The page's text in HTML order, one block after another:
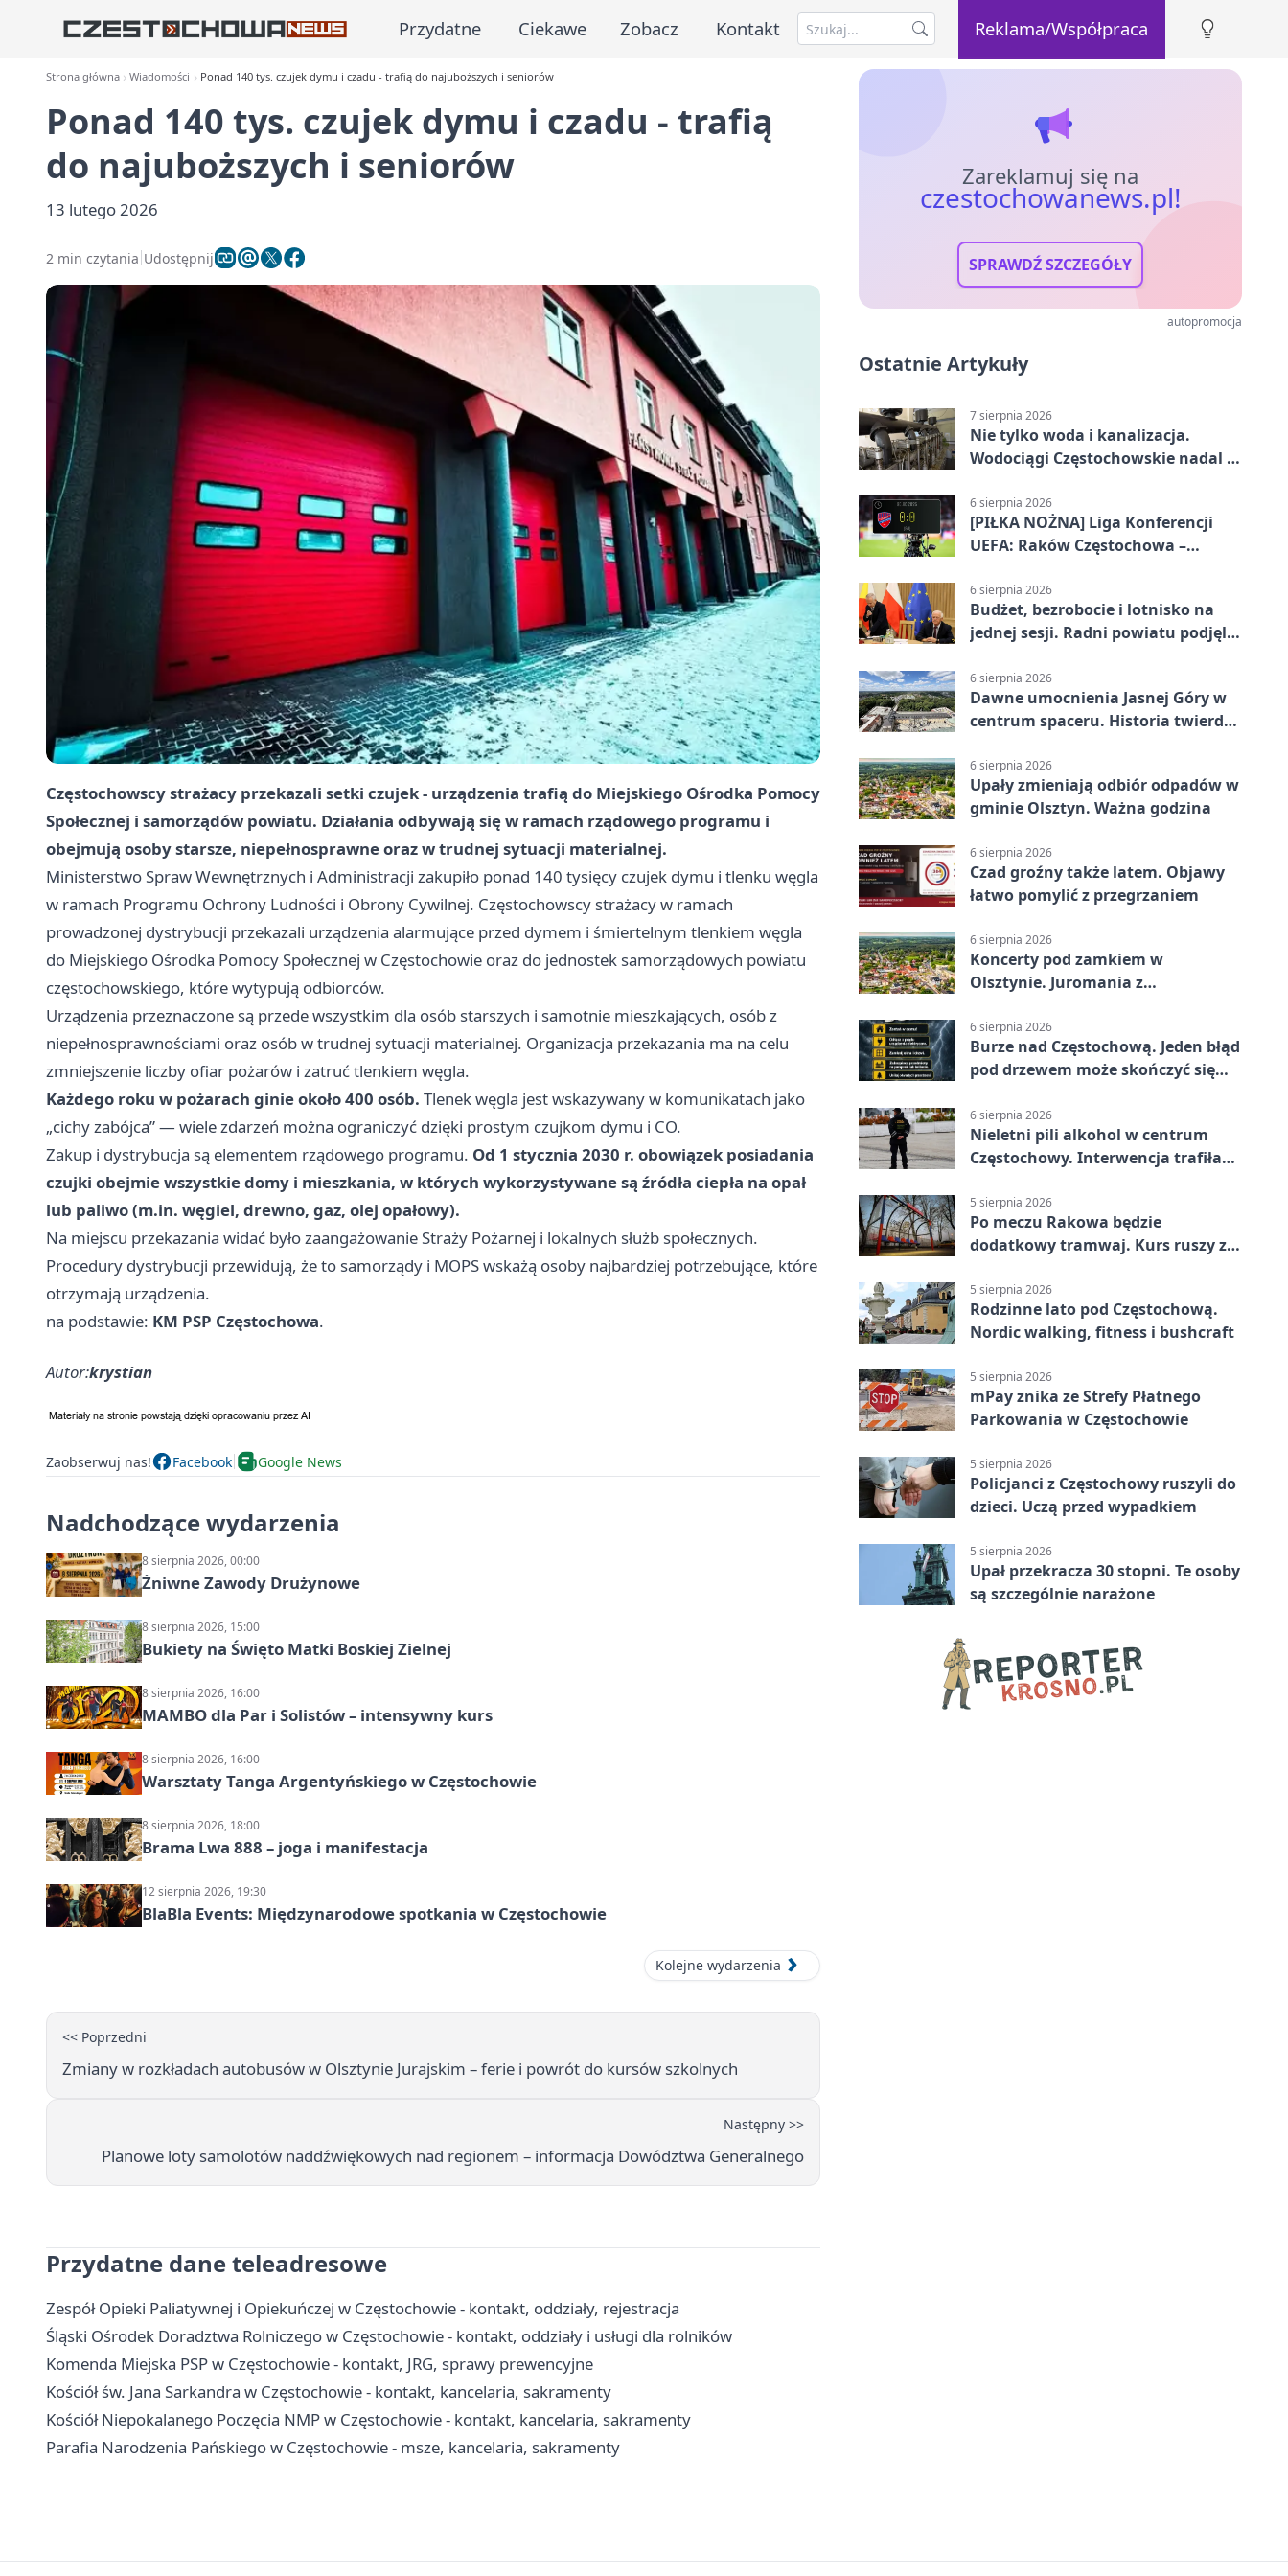
Przydatne Ciekawe Zobacz Kontakt Reklama/Współpraca
Strona główna Wiadomości Ponad 140 tys. czujek dymu i czadu - trafią do najuboższych i seniorów
Ponad 140 tys. czujek dymu i czadu - trafią
do najuboższych i seniorów
13 lutego 2026
2 min czytania Udostępnij
Częstochowscy strażacy przekazali setki czujek - urządzenia trafią do Miejskiego Ośrodka Pomocy
Społecznej i samorządów powiatu. Działania odbywają się w ramach rządowego programu i
obejmują osoby starsze, niepełnosprawne oraz w trudnej sytuacji materialnej.
Ministerstwo Spraw Wewnętrznych i Administracji zakupiło ponad 140 tysięcy czujek dymu i tlenku węgla
w ramach Programu Ochrony Ludności i Obrony Cywilnej. Częstochowscy strażacy w ramach
prowadzonej dystrybucji przekazali urządzenia alarmujące przed dymem i śmiertelnym tlenkiem węgla
do Miejskiego Ośrodka Pomocy Społecznej w Częstochowie oraz do jednostek samorządowych powiatu
częstochowskiego, które wytypują odbiorców.
Urządzenia przeznaczone są przede wszystkim dla osób starszych i samotnie mieszkających, osób z
niepełnosprawnościami oraz osób w trudnej sytuacji materialnej. Organizacja przekazania ma na celu
zmniejszenie liczby ofiar pożarów i zatruć tlenkiem węgla.
Każdego roku w pożarach ginie około 400 osób. Tlenek węgla jest wskazywany w komunikatach jako
„cichy zabójca” — wiele zdarzeń można ograniczyć dzięki prostym czujkom dymu i CO.
Zakup i dystrybucja są elementem rządowego programu. Od 1 stycznia 2030 r. obowiązek posiadania
czujki obejmie wszystkie domy i mieszkania, w których wykorzystywane są źródła ciepła na opał
lub paliwo (m.in. węgiel, drewno, gaz, olej opałowy).
Na miejscu przekazania widać było zaangażowanie Straży Pożarnej i lokalnych służb społecznych.
Procedury dystrybucji przewidują, że to samorządy i MOPS wskażą osoby najbardziej potrzebujące, które
otrzymają urządzenia.
na podstawie: KM PSP Częstochowa.
Autor:krystian
Zaobserwuj nas! Facebook Google News
Nadchodzące wydarzenia
8 sierpnia 2026, 00:00
Żniwne Zawody Drużynowe
8 sierpnia 2026, 15:00
Bukiety na Święto Matki Boskiej Zielnej
8 sierpnia 2026, 16:00
MAMBO dla Par i Solistów – intensywny kurs
8 sierpnia 2026, 16:00
Warsztaty Tanga Argentyńskiego w Częstochowie
8 sierpnia 2026, 18:00
Brama Lwa 888 – joga i manifestacja
12 sierpnia 2026, 19:30
BlaBla Events: Międzynarodowe spotkania w Częstochowie
Kolejne wydarzenia
<< Poprzedni
Zmiany w rozkładach autobusów w Olsztynie Jurajskim – ferie i powrót do kursów szkolnych
Następny >>
Planowe loty samolotów naddźwiękowych nad regionem – informacja Dowództwa Generalnego
Przydatne dane teleadresowe
Zespół Opieki Paliatywnej i Opiekuńczej w Częstochowie - kontakt, oddziały, rejestracja
Śląski Ośrodek Doradztwa Rolniczego w Częstochowie - kontakt, oddziały i usługi dla rolników
Komenda Miejska PSP w Częstochowie - kontakt, JRG, sprawy prewencyjne
Kościół św. Jana Sarkandra w Częstochowie - kontakt, kancelaria, sakramenty
Kościół Niepokalanego Poczęcia NMP w Częstochowie - kontakt, kancelaria, sakramenty
Parafia Narodzenia Pańskiego w Częstochowie - msze, kancelaria, sakramenty
Zareklamuj się na
czestochowanews.pl!
SPRAWDŹ SZCZEGÓŁY
autopromocja
Ostatnie Artykuły
7 sierpnia 2026
Nie tylko woda i kanalizacja.
Wodociągi Częstochowskie nadal w
6 sierpnia 2026
[PIŁKA NOŻNA] Liga Konferencji
UEFA: Raków Częstochowa –
meczu III rundy eliminacji
6 sierpnia 2026
Budżet, bezrobocie i lotnisko na
jednej sesji. Radni powiatu podjęli
6 sierpnia 2026
Dawne umocnienia Jasnej Góry w
centrum spaceru. Historia twierdzy
6 sierpnia 2026
Upały zmieniają odbiór odpadów w
gminie Olsztyn. Ważna godzina
6 sierpnia 2026
Czad groźny także latem. Objawy
łatwo pomylić z przegrzaniem
6 sierpnia 2026
Koncerty pod zamkiem w
Olsztynie. Juromania z
6 sierpnia 2026
Burze nad Częstochową. Jeden błąd
pod drzewem może skończyć się
6 sierpnia 2026
Nieletni pili alkohol w centrum
Częstochowy. Interwencja trafiła
5 sierpnia 2026
Po meczu Rakowa będzie
dodatkowy tramwaj. Kurs ruszy ze
5 sierpnia 2026
Rodzinne lato pod Częstochową.
Nordic walking, fitness i bushcraft
5 sierpnia 2026
mPay znika ze Strefy Płatnego
Parkowania w Częstochowie
5 sierpnia 2026
Policjanci z Częstochowy ruszyli do
dzieci. Uczą przed wypadkiem
5 sierpnia 2026
Upał przekracza 30 stopni. Te osoby
są szczególnie narażone